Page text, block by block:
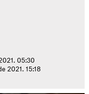
05:30
2021. 15:18